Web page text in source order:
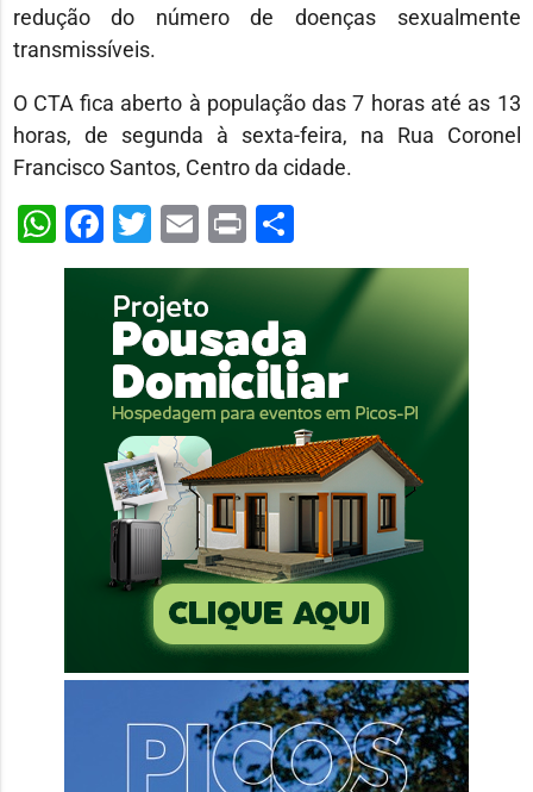
redução do número de doenças sexualmente
transmissíveis.
O CTA fica aberto à população das 7 horas até as 13
horas, de segunda à sexta-feira, na Rua Coronel
Francisco Santos, Centro da cidade.
WhatsApp
Facebook
Twitter
Email
PrintShare